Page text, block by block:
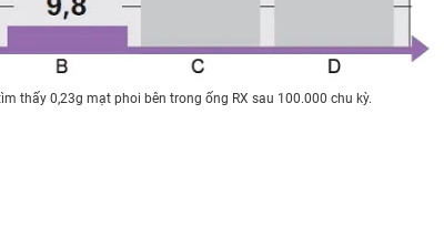
thấy 0,23g mạt phoi bên trong ống RX sau 100.000 chu kỳ.